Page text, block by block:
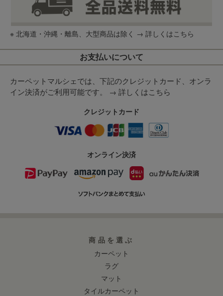
※ 北海道・沖縄・離島、大型商品は除く → 詳しくはこちら
お支払いについて
カーペットマルシェでは、下記のクレジットカード、オンラ
イン決済がご利用可能です。 → 詳しくはこちら
クレジットカード
オンライン決済
商品を選ぶ
カーペット
ラグ
マット
タイルカーペット